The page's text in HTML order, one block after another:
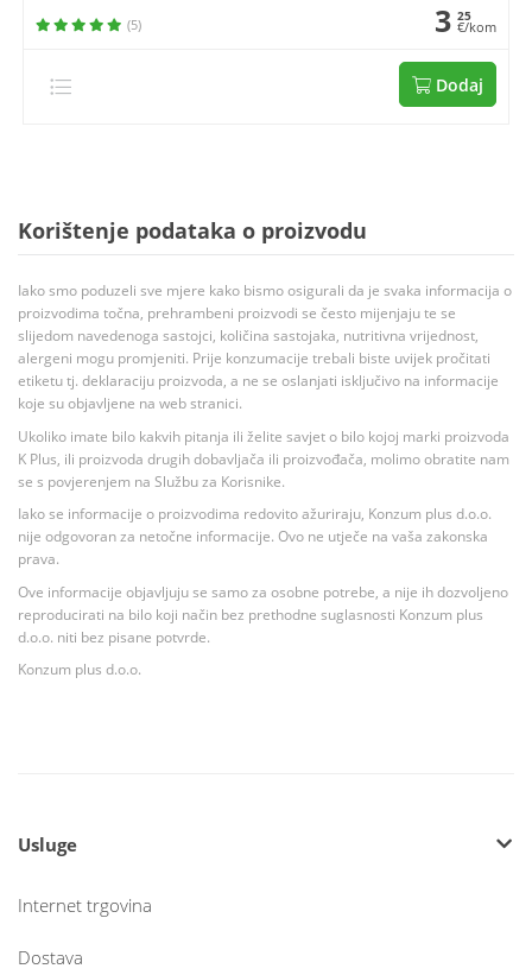
(5) 3 25
€/kom
Dodaj
Korištenje podataka o proizvodu
Iako smo poduzeli sve mjere kako bismo osigurali da je svaka informacija o
proizvodima točna, prehrambeni proizvodi se često mijenjaju te se
slijedom navedenoga sastojci, količina sastojaka, nutritivna vrijednost,
alergeni mogu promjeniti. Prije konzumacije trebali biste uvijek pročitati
etiketu tj. deklaraciju proizvoda, a ne se oslanjati isključivo na informacije
koje su objavljene na web stranici.
Ukoliko imate bilo kakvih pitanja ili želite savjet o bilo kojoj marki proizvoda
K Plus, ili proizvoda drugih dobavljača ili proizvođača, molimo obratite nam
se s povjerenjem na Službu za Korisnike.
Iako se informacije o proizvodima redovito ažuriraju, Konzum plus d.o.o.
nije odgovoran za netočne informacije. Ovo ne utječe na vaša zakonska
prava.
Ove informacije objavljuju se samo za osobne potrebe, a nije ih dozvoljeno
reproducirati na bilo koji način bez prethodne suglasnosti Konzum plus
d.o.o. niti bez pisane potvrde.
Konzum plus d.o.o.
Usluge
Internet trgovina
Dostava